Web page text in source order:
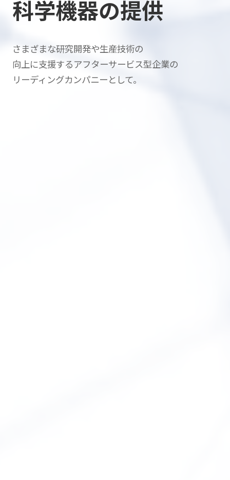
科学機器の提供
さまざまな研究開発や生産技術の
向上に支援するアフターサービス型企業の
リーディングカンパニーとして。